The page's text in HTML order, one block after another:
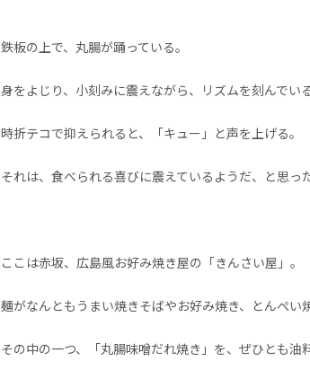
鉄板の上で、丸腸が踊っている。
身をよじり、小刻みに震えながら、リズムを刻んでいる
時折テコで抑えられると、「キュー」と声を上げる。
それは、食べられる喜びに震えているようだ、と思った
ここは赤坂、広島風お好み焼き屋の「きんさい屋」。
麺がなんともうまい焼きそばやお好み焼き、とんぺい
その中の一つ、「丸腸味噌だれ焼き」を、ぜひとも油